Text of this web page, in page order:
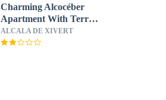
Charming Alcocéber
Apartment With Terrace
and Pool Access
ALCALA DE XIVERT